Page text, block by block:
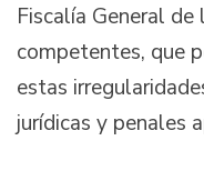
Fiscalía General
competentes, que
estas
jurídicas y penales